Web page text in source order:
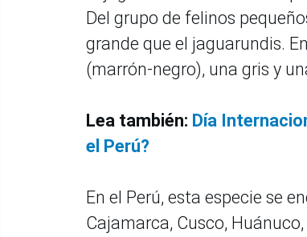
Del grupo de felinos
grande que el jaguarundis.
(marrón-negro), una gris y
Lea también: Día
el Perú?
En el Perú, esta especie se
Cajamarca, Cusco,